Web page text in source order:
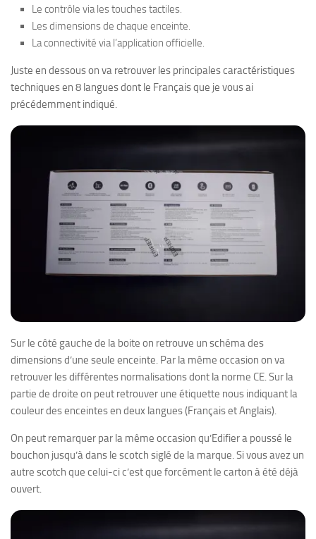
Le contrôle via les touches tactiles.
Les dimensions de chaque enceinte.
La connectivité via l’application officielle.
Juste en dessous on va retrouver les principales caractéristiques
techniques en 8 langues dont le Français que je vous ai
précédemment indiqué.
Sur le côté gauche de la boite on retrouve un schéma des
dimensions d’une seule enceinte. Par la même occasion on va
retrouver les différentes normalisations dont la norme CE. Sur la
partie de droite on peut retrouver une étiquette nous indiquant la
couleur des enceintes en deux langues (Français et Anglais).
On peut remarquer par la même occasion qu’Edifier a poussé le
bouchon jusqu’à dans le scotch siglé de la marque. Si vous avez un
autre scotch que celui-ci c’est que forcément le carton à été déjà
ouvert.